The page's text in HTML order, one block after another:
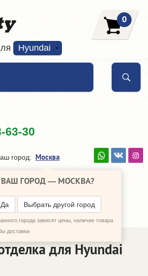
Hyundai
0
63-30
город: Москва
ВАШ ГОРОД — МОСКВА?
Да Выбрать другой город
города зависят цены, наличие товара
доставки
Hyundai Solaris
отделка
для Hyundai